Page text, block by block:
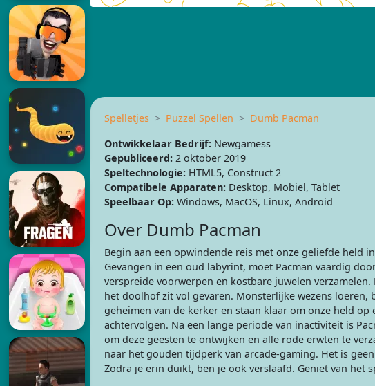
Spelletjes Puzzel Spellen
Dumb Pacman
Ontwikkelaar Bedrijf:Newgamess
Gepubliceerd:2 oktober 2019
Speltechnologie:HTML5, Construct 2
Compatibele Apparaten:Desktop, Mobiel, Tablet
Speelbaar Op:Windows, MacOS, Linux, Android
Over Dumb Pacman
Begin aan een opwindende reis met onze geliefde held
Gevangen in een oud labyrint, moet Pacman vaardig
verspreide voorwerpen en kostbare juwelen verzamelen.
het doolhof zit vol gevaren. Monsterlijke wezens loeren,
geheimen van de kerker en staan klaar om onze held op
achtervolgen. Na een lange periode van inactiviteit is
om deze geesten te ontwijken en alle rode erwten te
naar het gouden tijdperk van arcade-gaming. Het is
Zodra je erin duikt, ben je ook verslaafd. Geniet van het